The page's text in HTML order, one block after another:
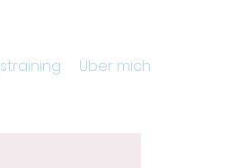
Über mich